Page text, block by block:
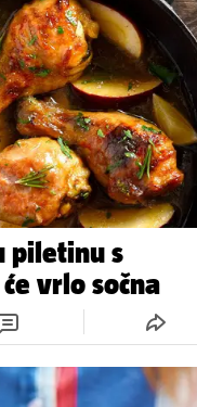
piletinu s
vrlo sočna